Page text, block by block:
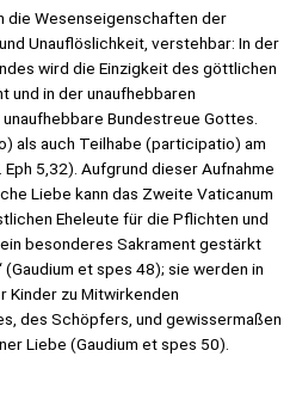
die Wesenseigenschaften der
Unauflöslichkeit, verstehbar: In der
wird die Einzigkeit des göttlichen
und in der unaufhebbaren
Bundestreue Gottes.
als auch Teilhabe (participatio) am
5,32). Aufgrund dieser Aufnahme
Liebe kann das Zweite Vaticanum
Eheleute für die Pflichten und
besonderes Sakrament gestärkt
et spes 48); sie werden in
Kinder zu Mitwirkenden
des Schöpfers, und gewissermaßen
Liebe (Gaudium et spes 50).